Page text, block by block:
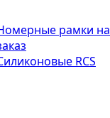
рамки на
RCS